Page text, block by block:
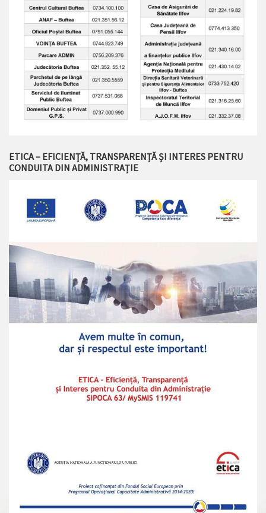
ETICA – EFICIENȚĂ, TRANSPARENȚĂ ȘI INTERES PENTRU
CONDUITA DIN ADMINISTRAȚIE